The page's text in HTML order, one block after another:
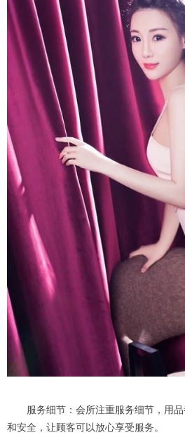
服务细节：会所注重服务细节，用品
和安全，让顾客可以放心享受服务。